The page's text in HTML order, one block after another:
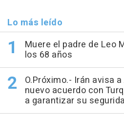
Lo más leído
Muere el padre de Leo
los 68 años
O.Próximo.- Irán avisa
nuevo acuerdo con
a garantizar su